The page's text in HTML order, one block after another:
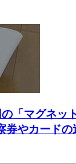
の「マグネッ
券やカード